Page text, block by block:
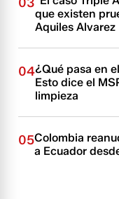
que existen
Aquiles Alvarez
04¿Qué pasa en
Esto dice el
limpieza
05Colombia
a Ecuador